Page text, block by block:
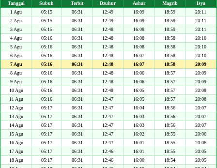
Tanggal Subuh Terbit Dzuhur Ashar Magrib
Isya
1 Agu
05:15 06:31 12:49 16:09 18:59
20:11
2 Agu
05:15 06:31 12:49 16:09 18:59
20:11
3 Agu
05:15 06:31 12:48 16:08 18:59
20:11
4 Agu
05:16 06:31 12:48 16:08 18:58
20:10
5 Agu
05:16 06:31 12:48 16:08 18:58
20:10
6 Agu
05:16 06:31 12:48 16:07 18:58
20:10
7 Agu
05:16 06:31 12:48 16:07 18:58
20:09
8 Agu
05:16 06:31 12:48 16:06 18:57
20:09
9 Agu
05:16 06:31 12:48 16:06 18:57
20:09
10 Agu
05:16 06:31 12:48 16:05 18:57
20:08
11 Agu
05:16 06:31 12:47 16:05 18:57
20:08
12 Agu
05:17 06:31 12:47 16:04 18:56
20:07
13 Agu
05:17 06:31 12:47 16:03 18:56
20:07
14 Agu
05:17 06:31 12:47 16:03 18:56
20:07
15 Agu
05:17 06:31 12:47 16:02 18:55
20:06
16 Agu
05:17 06:31 12:47 16:01 18:55
20:06
17 Agu
05:17 06:31 12:46 16:01 18:55
20:05
18 Agu
05:17 06:31 12:46 16:00 18:54
20:05